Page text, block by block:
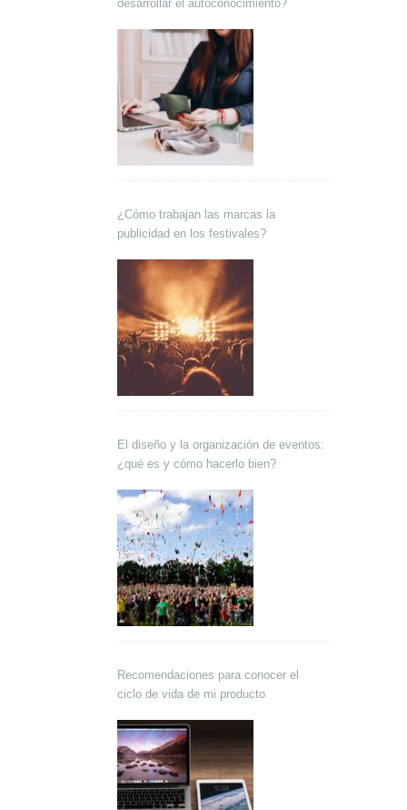
desarrollar el autoconocimiento?
¿Cómo trabajan las marcas la
publicidad en los festivales?
El diseño y la organización de eventos:
¿qué es y cómo hacerlo bien?
Recomendaciones para conocer el
ciclo de vida de mi producto